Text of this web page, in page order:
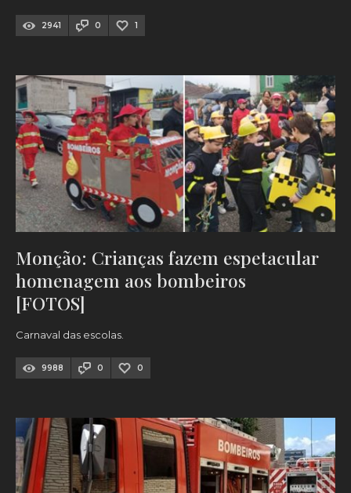
2941 0 1
Monção: Crianças fazem espetacular
homenagem aos bombeiros
[FOTOS]
Carnaval das escolas.
9988 0 0